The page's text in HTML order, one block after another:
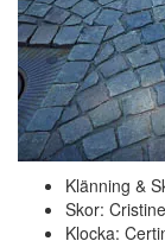
Klänning &
Skor:
Klocka: